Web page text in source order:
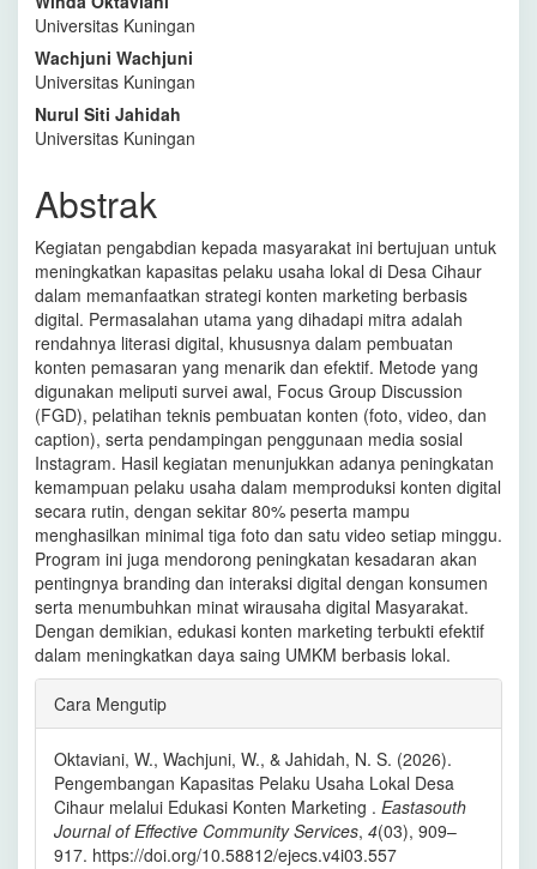
Artikel
Utama
Universitas Kuningan
Wachjuni Wachjuni
Universitas Kuningan
Nurul Siti Jahidah
Universitas Kuningan
Abstrak
Kegiatan pengabdian kepada masyarakat ini bertujuan untuk
meningkatkan kapasitas pelaku usaha lokal di Desa Cihaur
dalam memanfaatkan strategi konten marketing berbasis
digital. Permasalahan utama yang dihadapi mitra adalah
rendahnya literasi digital, khususnya dalam pembuatan
konten pemasaran yang menarik dan efektif. Metode yang
digunakan meliputi survei awal, Focus Group Discussion
(FGD), pelatihan teknis pembuatan konten (foto, video, dan
caption), serta pendampingan penggunaan media sosial
Instagram. Hasil kegiatan menunjukkan adanya peningkatan
kemampuan pelaku usaha dalam memproduksi konten digital
secara rutin, dengan sekitar 80% peserta mampu
menghasilkan minimal tiga foto dan satu video setiap minggu.
Program ini juga mendorong peningkatan kesadaran akan
pentingnya branding dan interaksi digital dengan konsumen
serta menumbuhkan minat wirausaha digital Masyarakat.
Dengan demikian, edukasi konten marketing terbukti efektif
dalam meningkatkan daya saing UMKM berbasis lokal.
Rincian
Artikel
Cara Mengutip
Oktaviani, W., Wachjuni, W., & Jahidah, N. S. (2026).
Pengembangan Kapasitas Pelaku Usaha Lokal Desa
Cihaur melalui Edukasi Konten Marketing . Eastasouth
Journal of Effective Community Services, 4(03), 909–
917. https://doi.org/10.58812/ejecs.v4i03.557